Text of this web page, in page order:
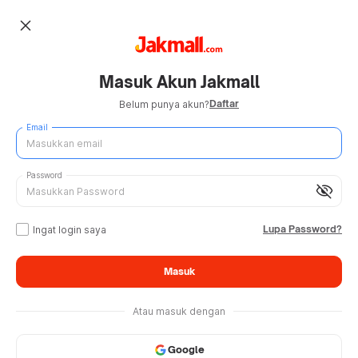
close
Masuk Akun Jakmall
Belum punya akun?Daftar
Email
visibility_off
Password
Ingat login saya Lupa Password?
Masuk
Atau masuk dengan
Google